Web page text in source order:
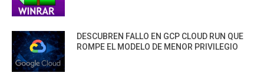
DESCUBREN FALLO EN GCP CLOUD RUN QUE
ROMPE EL MODELO DE MENOR PRIVILEGIO